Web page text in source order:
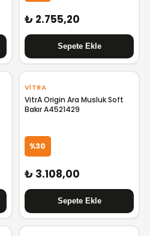
₺ 2.755,20
VITRA
VitrA Origin Ara Musluk Soft
Bakır A4521429
%30
₺ 3.108,00